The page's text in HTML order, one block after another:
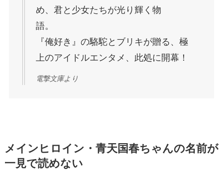
め、君と少女たちが光り輝く物
語。
『俺好き』の駱駝とブリキが贈る、極
上のアイドルエンタメ、此処に開幕！
電撃文庫より
メインヒロイン・青天国春ちゃんの名前が
一見で読めない